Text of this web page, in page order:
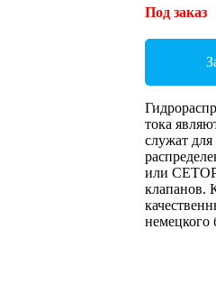
Под заказ
тока
служат
или
клапанов.
немецкого